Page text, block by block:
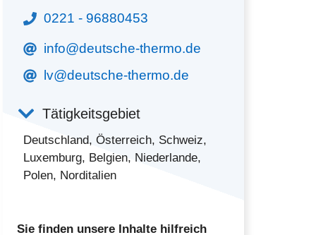
0221 - 96880453
info@deutsche-thermo.de
lv@deutsche-thermo.de
Tätigkeitsgebiet
Deutschland, Österreich, Schweiz,
Luxemburg, Belgien, Niederlande,
Polen, Norditalien
Sie finden unsere Inhalte hilfreich